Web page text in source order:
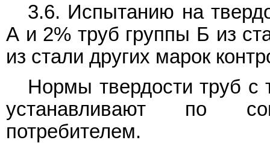
3.6. Испытанию на
А и 2% труб группы Б из
из стали других марок
Нормы твердости труб
устанавливают по
потребителем.